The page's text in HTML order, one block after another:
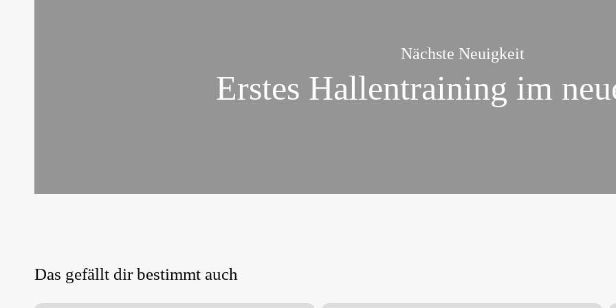
Nächste Neuigkeit
Erstes Hallentraining im
Das gefällt dir bestimmt auch